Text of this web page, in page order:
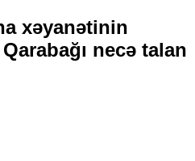
xəyanətinin
necə talan